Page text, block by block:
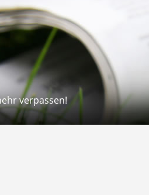
verpassen!